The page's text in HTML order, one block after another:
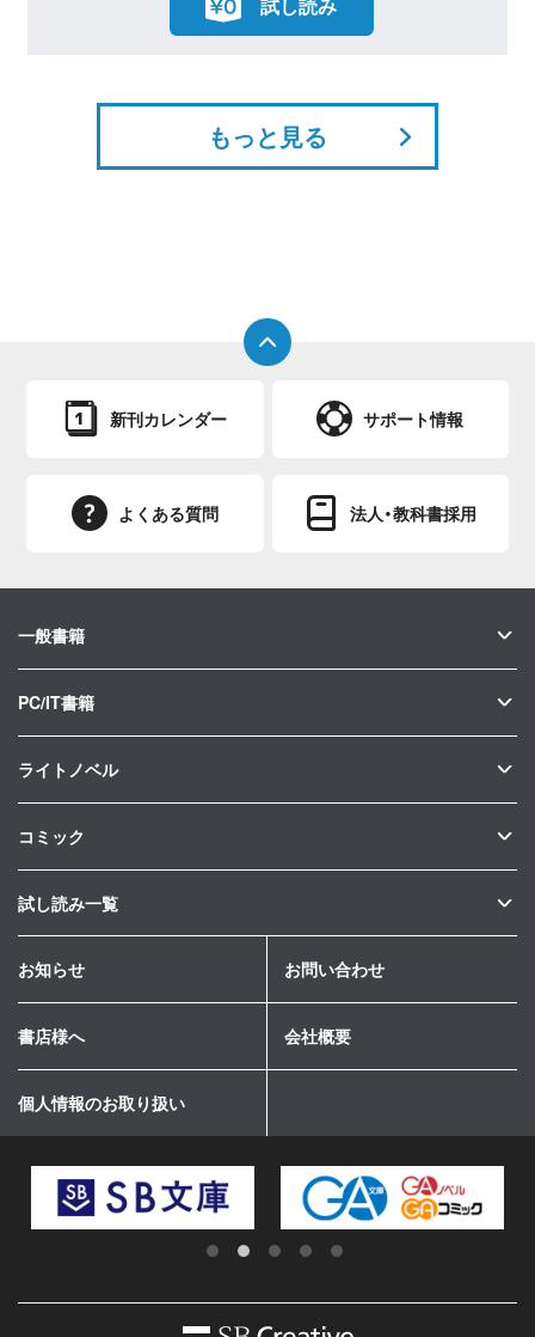
試し読み
もっと見る
新刊カレンダー サポート情報
よくある質問 法人・教科書採用
一般書籍
PC/IT書籍
ライトノベル
コミック
試し読み一覧
お知らせ お問い合わせ
書店様へ 会社概要
個人情報のお取り扱い